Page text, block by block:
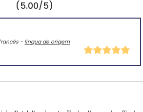
(5.00/5)
- língua de origem